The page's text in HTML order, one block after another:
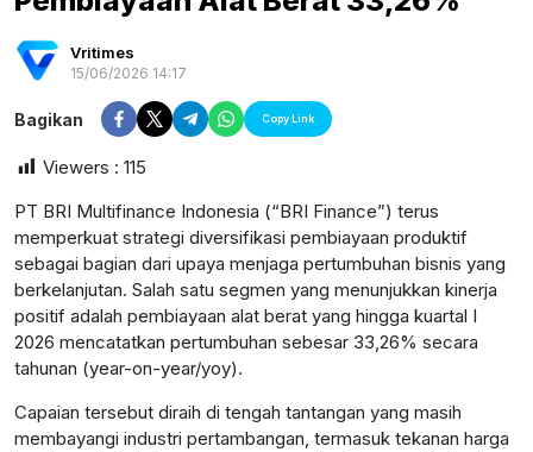
Vritimes
15/06/2026 14:17
Bagikan Copy Link
Viewers : 115
PT BRI Multifinance Indonesia (“BRI Finance”) terus
memperkuat strategi diversifikasi pembiayaan produktif
sebagai bagian dari upaya menjaga pertumbuhan bisnis yang
berkelanjutan. Salah satu segmen yang menunjukkan kinerja
positif adalah pembiayaan alat berat yang hingga kuartal I
2026 mencatatkan pertumbuhan sebesar 33,26% secara
tahunan (year-on-year/yoy).
Capaian tersebut diraih di tengah tantangan yang masih
membayangi industri pertambangan, termasuk tekanan harga